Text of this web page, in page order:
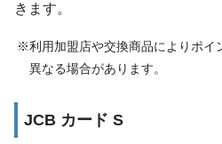
きます。
利用加盟店や交換商品によりポイ
異なる場合があります。
JCB カード S